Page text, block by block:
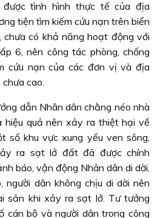
tình hình thực tế của địa
tiện tìm kiếm cứu nạn trên biển
chưa có khả năng hoạt động với
6, nên công tác phòng, chống
cứu nạn của các đơn vị và địa
cao.
dẫn Nhân dân chằng néo nhà
hiệu quả nên xảy ra thiệt hại về
số khu vực xung yếu ven sông,
ra sạt lở đất đã được chính
báo, vận động Nhân dân di dời,
người dân không chịu di dời nên
sản khi xảy ra sạt lở. Tư tưởng
cán bộ và người dân trong công